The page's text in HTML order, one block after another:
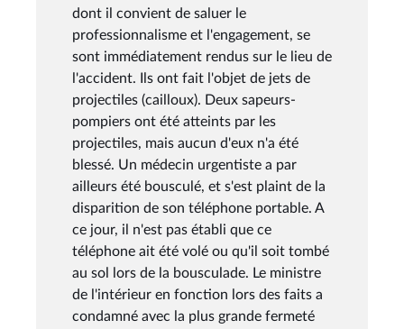
dont il convient de saluer le
professionnalisme et l'engagement, se
sont immédiatement rendus sur le lieu de
l'accident. Ils ont fait l'objet de jets de
projectiles (cailloux). Deux sapeurs-
pompiers ont été atteints par les
projectiles, mais aucun d'eux n'a été
blessé. Un médecin urgentiste a par
ailleurs été bousculé, et s'est plaint de la
disparition de son téléphone portable. A
ce jour, il n'est pas établi que ce
téléphone ait été volé ou qu'il soit tombé
au sol lors de la bousculade. Le ministre
de l'intérieur en fonction lors des faits a
condamné avec la plus grande fermeté